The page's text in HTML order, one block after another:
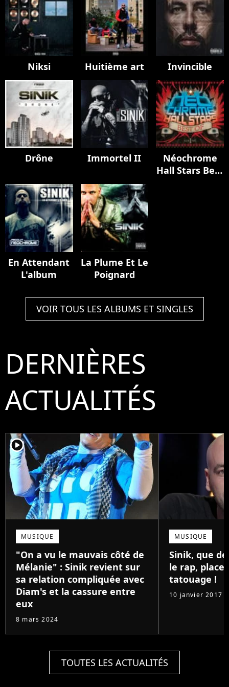
Niksi Huitième art Invincible
Drône Immortel II
Néochrome
Hall Stars Best
En Attendant
L'album
La Plume Et Le
Poignard
VOIR TOUS LES ALBUMS ET SINGLES
DERNIÈRES
ACTUALITÉS
player2
MUSIQUE
"On a vu le mauvais côté de
Mélanie" : Sinik revient sur
sa relation compliquée avec
Diam's et la cassure entre
eux
8 mars 2024
MUSIQUE
Sinik, que
le rap, place
tatouage !
10 janvier 2017
TOUTES LES ACTUALITÉS